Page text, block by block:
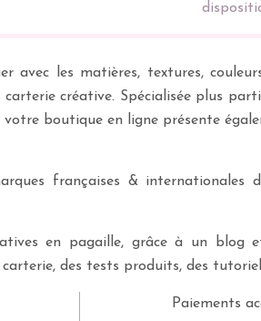
avec les matières, textures,
créative. Spécialisée plus
boutique en ligne présente
françaises &
en pagaille, grâce à un
des tests produits, des
Paiements